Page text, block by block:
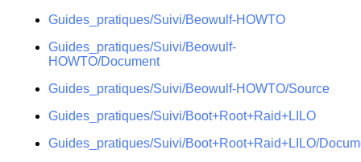
Guides_pratiques/Suivi/Beowulf-HOWTO
Guides_pratiques/Suivi/Beowulf-
HOWTO/Document
Guides_pratiques/Suivi/Beowulf-HOWTO/Source
Guides_pratiques/Suivi/Boot+Root+Raid+LILO
Guides_pratiques/Suivi/Boot+Root+Raid+LILO/